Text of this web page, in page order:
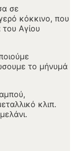
σε
κόκκινο, που
Αγίου
το μήνυμά
κλιπ.